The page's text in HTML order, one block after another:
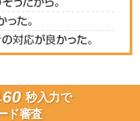
60 秒入力で
ド審査